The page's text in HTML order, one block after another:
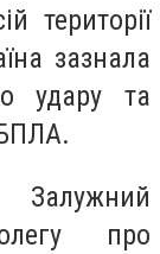
території
зазнала
удару та
про